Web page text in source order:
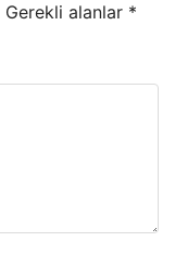
Gerekli alanlar *